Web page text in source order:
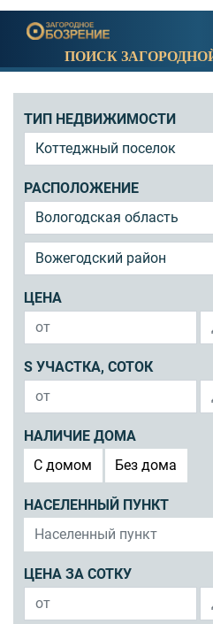
ПОИСК
ТИП НЕДВИЖИМОСТИ
РАСПОЛОЖЕНИЕ
ЦЕНА
S УЧАСТКА, СОТОК
НАЛИЧИЕ ДОМА
C домом
Без дома
НАСЕЛЕННЫЙ ПУНКТ
ЦЕНА ЗА СОТКУ